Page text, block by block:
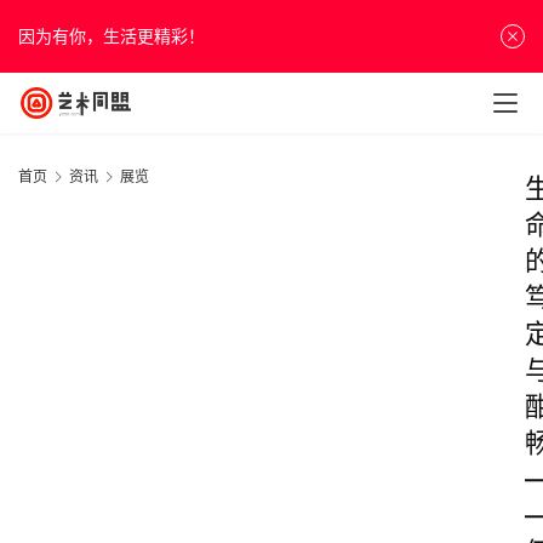
因为有你，生活更精彩！
首页 资讯 展览